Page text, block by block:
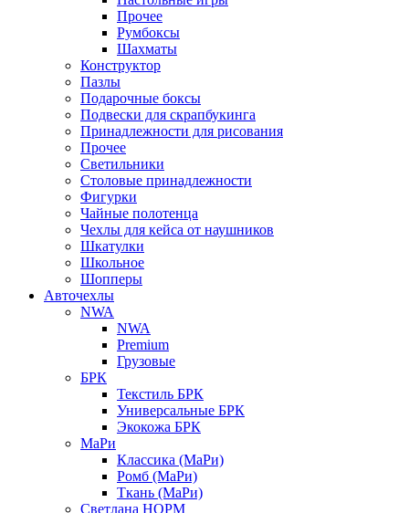
Прочее
Румбоксы
Шахматы
Конструктор
Пазлы
Подарочные боксы
Подвески для скрапбукинга
Принадлежности для рисования
Прочее
Светильники
Столовые принадлежности
Фигурки
Чайные полотенца
Чехлы для кейса от наушников
Шкатулки
Школьное
Шопперы
Авточехлы
NWA
NWA
Premium
Грузовые
БРК
Текстиль БРК
Универсальные БРК
Экокожа БРК
МаРи
Классика (МаРи)
Ромб (МаРи)
Ткань (МаРи)
Светлана НОРМ